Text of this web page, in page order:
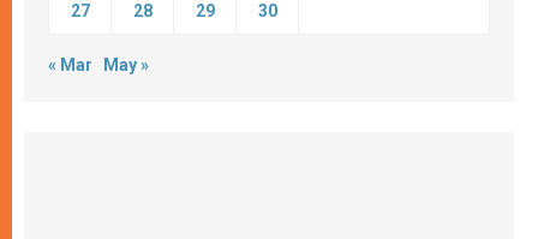
27 28 29 30
« Mar May »